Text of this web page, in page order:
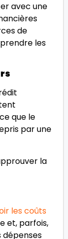
avec une
de
les
que le
par une
la
les coûts
et, parfois,
dépenses